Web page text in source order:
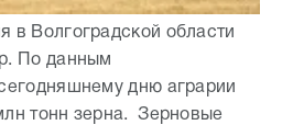
в Волгоградской области
По данным
дню аграрии
тонн зерна. Зерновые